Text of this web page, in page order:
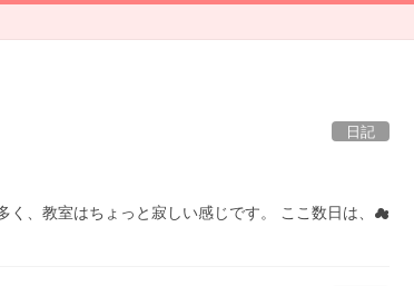
日記
く、教室はちょっと寂しい感じです。 ここ数日は、☁